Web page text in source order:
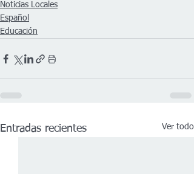
Noticias Locales
Español
Educación
Entradas recientes Ver todo